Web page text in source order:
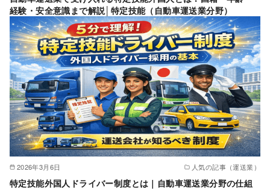
経験・安全意識まで解説│特定技能（自動車運送業分野）
2026年3月6日 人気の記事（運送業）
特定技能外国人ドライバー制度とは｜自動車運送業分野の仕組